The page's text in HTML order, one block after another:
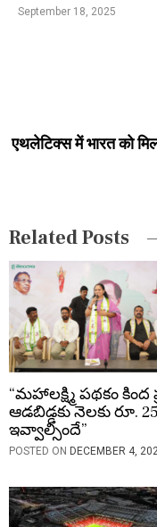
a
a
o
n
September 18, 2025
एथलेटिक्स में भारत को
Related Posts
“మహాలక్ష్మి పథకం కింద
ఆడబిడ్డకు నెలకు రూ.
ఇవ్వాల్సిందే”
POSTED ON DECEMBER 4,